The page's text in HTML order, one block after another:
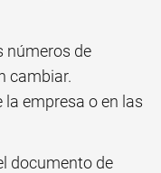
números de
cambiar.
empresa o en las
documento de